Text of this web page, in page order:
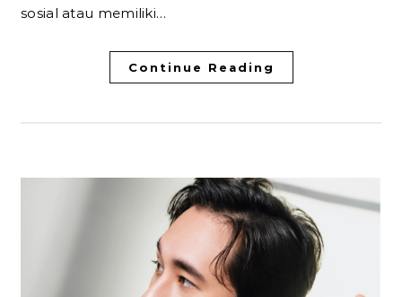
sosial atau memiliki…
Continue Reading